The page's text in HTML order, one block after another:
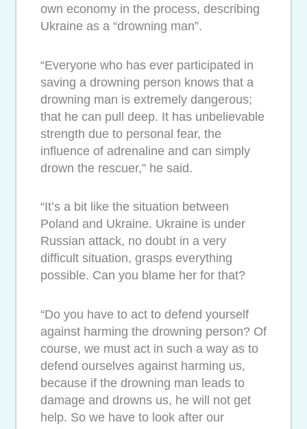
own economy in the process, describing
Ukraine as a “drowning man”.
“Everyone who has ever participated in
saving a drowning person knows that a
drowning man is extremely dangerous;
that he can pull deep. It has unbelievable
strength due to personal fear, the
influence of adrenaline and can simply
drown the rescuer,” he said.
“It’s a bit like the situation between
Poland and Ukraine. Ukraine is under
Russian attack, no doubt in a very
difficult situation, grasps everything
possible. Can you blame her for that?
“Do you have to act to defend yourself
against harming the drowning person? Of
course, we must act in such a way as to
defend ourselves against harming us,
because if the drowning man leads to
damage and drowns us, he will not get
help. So we have to look after our